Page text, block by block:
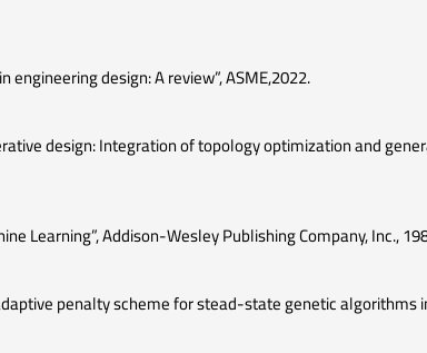
design: A review”, ASME,2022.
design: Integration of topology optimization and
Learning”, Addison-Wesley Publishing Company, Inc.,
penalty scheme for stead-state genetic algorithms